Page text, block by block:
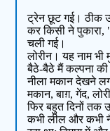
ट्रेन छूट गई। ठीक
कर किसी ने
चली गई।
लोरीन। यह नाम
बैठे-बैठे मैं कल्पना
नीला मकान देखने
मकान, बाग़, गेंद,
फिर बहुत दिनों तक
कभी लील और कभी